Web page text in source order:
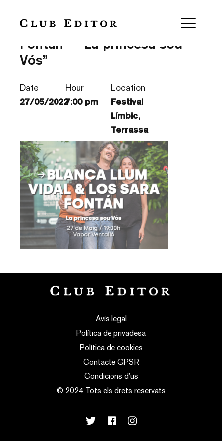
Blanca Llum Vidal i Los Sara
Fontán – “La princesa sou
Vós”
Date
27/05/2022
Hour
7:00 pm
Location
Festival
Límbic,
Terrassa
Avís legal
Política de privadesa
Política de cookies
Contacte GPSR
Condicions d’us
© 2024 Tots els drets reservats